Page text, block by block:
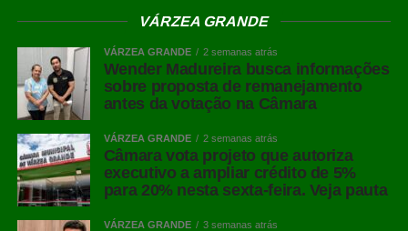
animal, geração de energia e fertilização do solo, o
impacto direto na rentabilidade da atividade.
O avanço do biometano indica uma tendência mais
ampla no agronegócio brasileiro: a incorporação de
energia à lógica produtiva. Assim como ocorreu com o
etanol e o biodiesel, a geração de combustível a partir de
resíduos deve ganhar espaço e se consolidar como mais
um eixo de diversificação dentro da porteira.
VÁRZEA GRANDE
VÁRZEA GRANDE 2 semanas atrás
Wender Madureira busca informações
sobre proposta de remanejamento
antes da votação na Câmara
VÁRZEA GRANDE 2 semanas atrás
Câmara vota projeto que autoriza
executivo a ampliar crédito de 5%
para 20% nesta sexta-feira. Veja pauta
VÁRZEA GRANDE 3 semanas atrás